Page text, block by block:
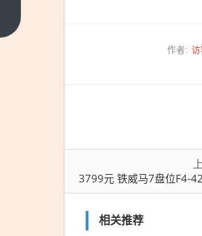
作者:
3799元 铁威马7盘位F4-425
相关推荐